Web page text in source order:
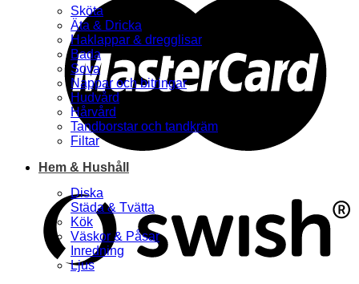
Sköta
Äta & Dricka
Haklappar & dregglisar
Bada
Sova
Nappar och bitringar
Hudvård
Hårvård
Tandborstar och tandkräm
Filtar
Hem & Hushåll
Diska
Städa & Tvätta
Kök
Väskor & Påsar
Inredning
Ljus